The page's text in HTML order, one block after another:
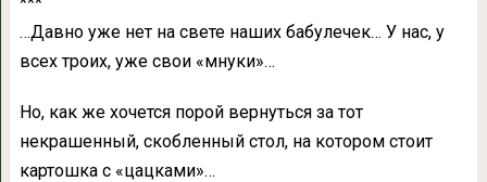
…Давно уже нет на свете наших бабулечек… У нас, у
всех троих, уже свои «мнуки»…
Но, как же хочется порой вернуться за тот
некрашенный, скобленный стол, на котором стоит
картошка с «цацками»…